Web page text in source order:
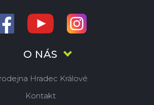
O NÁS
Hradec Králové
Kontakt